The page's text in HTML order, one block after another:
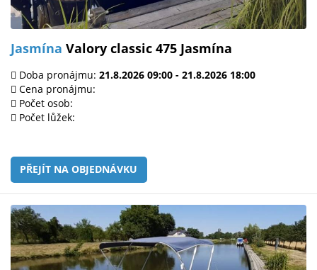
Jasmína Valory classic 475 Jasmína
Doba pronájmu: 21.8.2026 09:00 - 21.8.2026 18:00
Cena pronájmu:
Počet osob:
Počet lůžek:
PŘEJÍT NA OBJEDNÁVKU